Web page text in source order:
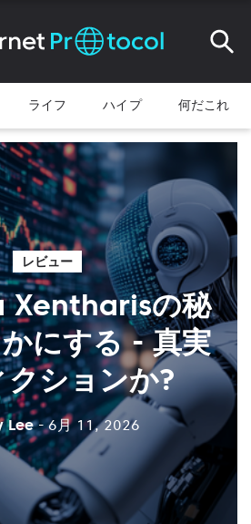
ライフ ハイプ 何だこれ
レビュー
Xentharisの秘
にする - 真実
クションか?
Lee - 6月 11, 2026